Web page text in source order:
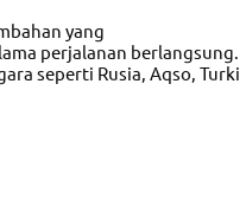
yang
perjalanan berlangsung.
seperti Rusia, Aqso, Turki